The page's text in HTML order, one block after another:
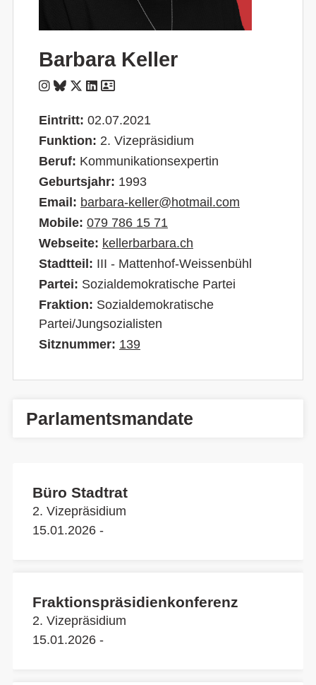
Barbara Keller
Eintritt: 02.07.2021
Funktion: 2. Vizepräsidium
Beruf: Kommunikationsexpertin
Geburtsjahr: 1993
Email: barbara-keller@hotmail.com
Mobile: 079 786 15 71
Webseite: kellerbarbara.ch
Stadtteil: III - Mattenhof-Weissenbühl
Partei: Sozialdemokratische Partei
Fraktion: Sozialdemokratische
Partei/Jungsozialisten
Sitznummer: 139
Parlamentsmandate
Büro Stadtrat
2. Vizepräsidium
15.01.2026 -
Fraktionspräsidienkonferenz
2. Vizepräsidium
15.01.2026 -